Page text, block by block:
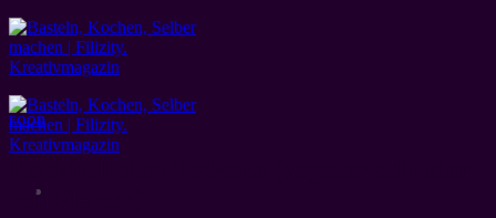
Zum
Inhalt
springen
FOOD
mit Fleisch)